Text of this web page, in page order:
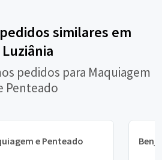
similares em
Luziânia
pedidos para Maquiagem
Penteado
e Penteado